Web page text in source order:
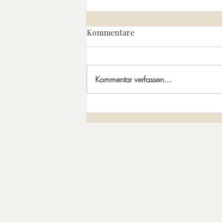
Allein ohne Verlust. Über ein
vielen gefürchtet und kulturell meist
negativ bewertet. Man wird
Kommentare
Kommentar verfassen...